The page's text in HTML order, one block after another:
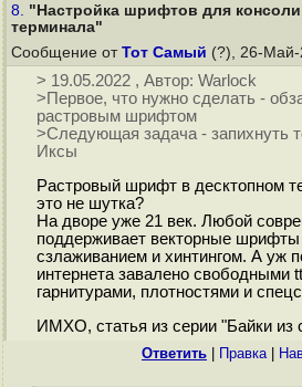
8. "Настройка шрифтов для
терминала"
Сообщение от Тот Самый (?), 26-Май-
> 19.05.2022 , Автор: Warlock
>Первое, что нужно сделать -
растровым шрифтом
>Следующая задача - запихнуть
Иксы
Растровый шрифт в десктопном
это не шутка?
На дворе уже 21 век. Любой
поддерживает векторные
сзлаживанием и хинтингом. А уж
интернета завалено свободными
гарнитурами, плотностями и
ИМХО, статья из серии "Байки из
Ответить Правка|